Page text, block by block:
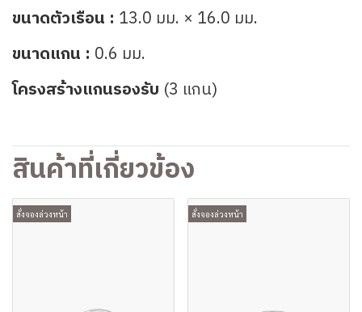
ขนาดตัวเรือน : 13.0 มม. × 16.0 มม.
ขนาดแกน : 0.6 มม.
โครงสร้างแกนรองรับ (3 แกน)
สินค้าที่เกี่ยวข้อง
สั่งจองล่วงหน้า สั่งจองล่วงหน้า